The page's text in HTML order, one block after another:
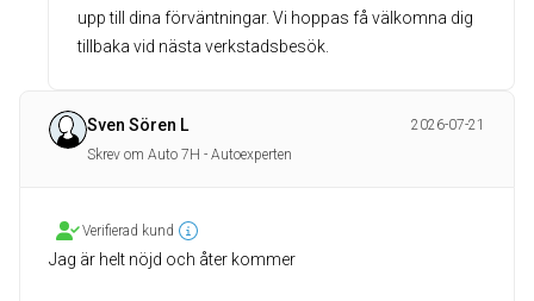
upp till dina förväntningar. Vi hoppas få välkomna dig
tillbaka vid nästa verkstadsbesök.
Sven Sören L
2026-07-21
Skrev om Auto 7H - Autoexperten
Verifierad kund
Jag är helt nöjd och åter kommer